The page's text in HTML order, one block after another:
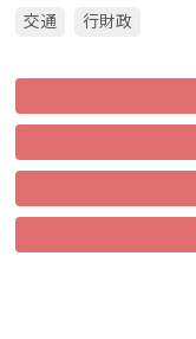
交通 行財政